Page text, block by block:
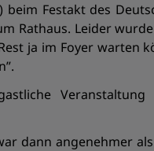
Festakt des
Rathaus. Leider
ja im Foyer warten
dann angenehmer